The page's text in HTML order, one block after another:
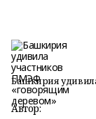
Башкирия
Автор: